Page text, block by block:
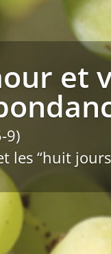
et
9)
les “huit